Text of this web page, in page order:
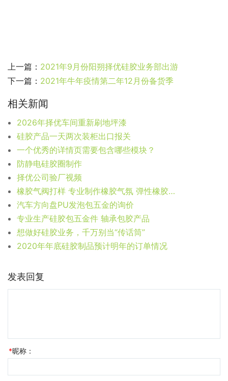
上一篇： 2021年9月份阳朔择优硅胶业务部出游
下一篇： 2021年牛年疫情第二年12月份备货季
相关新闻
2026年择优车间重新刷地坪漆
硅胶产品一天两次装柜出口报关
一个优秀的详情页需要包含哪些模块？
防静电硅胶圈制作
择优公司验厂视频
橡胶气阀打样 专业制作橡胶气氛 弹性橡胶奶嘴
汽车方向盘PU发泡包五金的询价
专业生产硅胶包五金件 轴承包胶产品
想做好硅胶业务，千万别当“传话筒”
2020年年底硅胶制品预计明年的订单情况
发表回复
*昵称：